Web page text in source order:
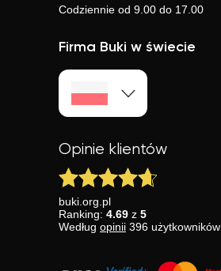
Codziennie od 9.00 do 17.00
Firma Buki w świecie
Opinie klientów
buki.org.pl
Ranking: 4.69 z 5
Według opinii 396 użytkowników